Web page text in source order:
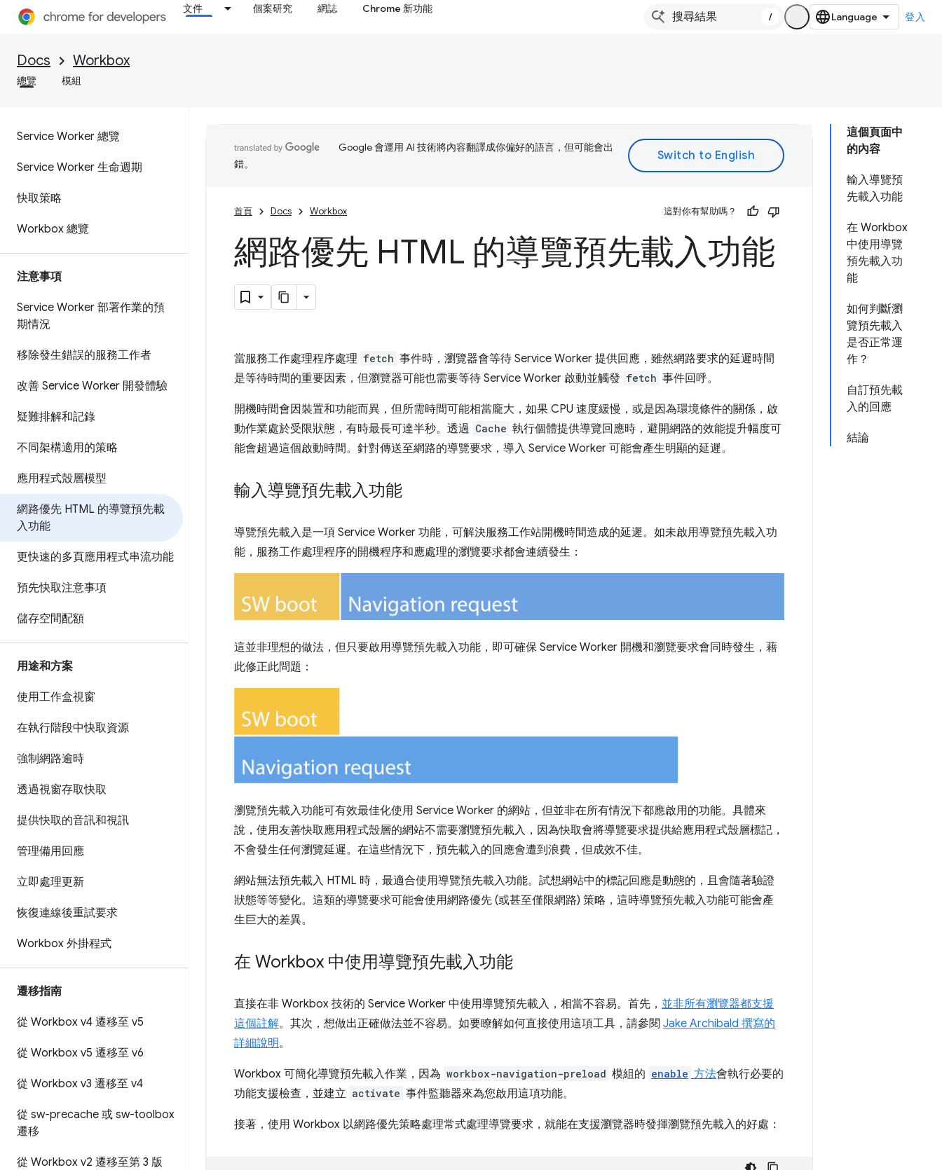
文件 個案研究 網誌 Chrome 新功能
/ 登入
Docs Workbox
總覽 模組
Service Worker 總覽
Service Worker 生命週期
快取策略
Workbox 總覽
注意事項
Service Worker 部署作業的預
期情況
移除發生錯誤的服務工作者
改善 Service Worker 開發體驗
疑難排解和記錄
不同架構適用的策略
應用程式殼層模型
網路優先 HTML 的導覽預先載
入功能
更快速的多頁應用程式串流功能
預先快取注意事項
儲存空間配額
用途和方案
使用工作盒視窗
在執行階段中快取資源
強制網路逾時
透過視窗存取快取
提供快取的音訊和視訊
管理備用回應
立即處理更新
恢復連線後重試要求
Workbox 外掛程式
遷移指南
從 Workbox v4 遷移至 v5
從 Workbox v5 遷移至 v6
從 Workbox v3 遷移至 v4
從 sw-precache 或 sw-toolbox
遷移
從 Workbox v2 遷移至第 3 版
這個頁面中
的內容
輸入導覽預
先載入功能
在 Workbox
中使用導覽
預先載入功
能
如何判斷瀏
覽預先載入
是否正常運
作？
自訂預先載
入的回應
結論
Google 會運用 AI 技術將內容翻譯成你偏好的語言，但可能會出
錯。
首頁 Docs Workbox 這對你有幫助嗎？
網路優先 HTML 的導覽預先載入功能
當服務工作處理程序處理 fetch 事件時，瀏覽器會等待 Service Worker 提供回應，雖然網路要求的延遲時間
是等待時間的重要因素，但瀏覽器可能也需要等待 Service Worker 啟動並觸發 fetch 事件回呼。
開機時間會因裝置和功能而異，但所需時間可能相當龐大，如果 CPU 速度緩慢，或是因為環境條件的關係，啟
動作業處於受限狀態，有時最長可達半秒。透過 Cache 執行個體提供導覽回應時，避開網路的效能提升幅度可
能會超過這個啟動時間。針對傳送至網路的導覽要求，導入 Service Worker 可能會產生明顯的延遲。
輸入導覽預先載入功能
導覽預先載入是一項 Service Worker 功能，可解決服務工作站開機時間造成的延遲。如未啟用導覽預先載入功
能，服務工作處理程序的開機程序和應處理的瀏覽要求都會連續發生：
這並非理想的做法，但只要啟用導覽預先載入功能，即可確保 Service Worker 開機和瀏覽要求會同時發生，藉
此修正此問題：
瀏覽預先載入功能可有效最佳化使用 Service Worker 的網站，但並非在所有情況下都應啟用的功能。具體來
說，使用友善快取應用程式殼層的網站不需要瀏覽預先載入，因為快取會將導覽要求提供給應用程式殼層標記，
不會發生任何瀏覽延遲。在這些情況下，預先載入的回應會遭到浪費，但成效不佳。
網站無法預先載入 HTML 時，最適合使用導覽預先載入功能。試想網站中的標記回應是動態的，且會隨著驗證
狀態等等變化。這類的導覽要求可能會使用網路優先 (或甚至僅限網路) 策略，這時導覽預先載入功能可能會產
生巨大的差異。
在 Workbox 中使用導覽預先載入功能
直接在非 Workbox 技術的 Service Worker 中使用導覽預先載入，相當不容易。首先， 並非所有瀏覽器都支援
這個註解。其次，想做出正確做法並不容易。如要瞭解如何直接使用這項工具，請參閱 Jake Archibald 撰寫的
詳細說明。
Workbox 可簡化導覽預先載入作業，因為 workbox-navigation-preload 模組的 enable 方法會執行必要的
功能支援檢查，並建立 activate 事件監聽器來為您啟用這項功能。
接著，使用 Workbox 以網路優先策略處理常式處理導覽要求，就能在支援瀏覽器時發揮瀏覽預先載入的好處：